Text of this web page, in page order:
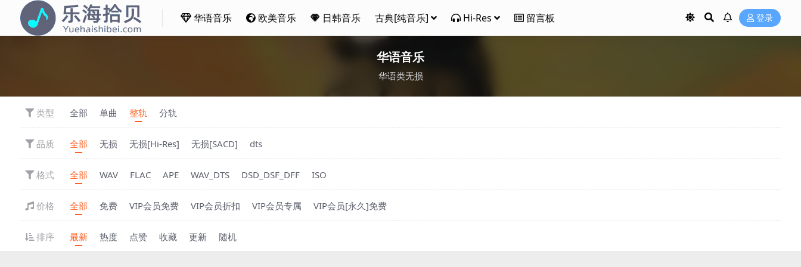
华语音乐 欧美音乐 日韩音乐 古典[纯音乐] Hi-Res 留言板 登录
华语音乐
华语类无损
类型 全部 单曲 整轨 分轨
品质 全部 无损 无损[Hi-Res] 无损[SACD] dts
格式 全部 WAV FLAC APE WAV_DTS DSD_DSF_DFF ISO
价格 全部 免费 VIP会员免费 VIP会员折扣 VIP会员专属 VIP会员[永久]免费
排序 最新 热度 点赞 收藏 更新 随机